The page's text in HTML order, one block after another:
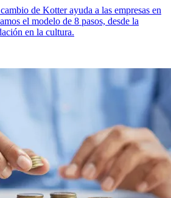
de Kotter ayuda a las empresas en
el modelo de 8 pasos, desde la
en la cultura.